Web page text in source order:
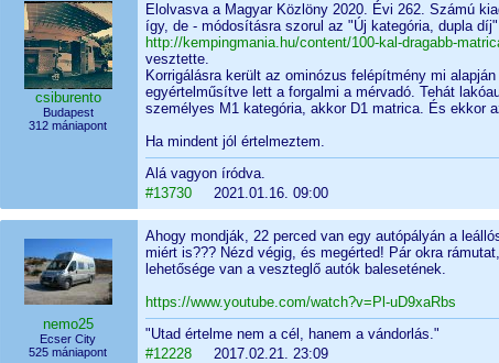
csiburento
Budapest
312 mániapont
Elolvasva a Magyar Közlöny 2020. Évi 262. Számú
így, de - módosításra szorul az "Új kategória, dupla
http://kempingmania.hu/content/100-kal-dragabb-
vesztette.
Korrigálásra került az ominózus felépítmény mi
egyértelműsítve lett a forgalmi a mérvadó. Tehát
személyes M1 kategória, akkor D1 matrica. És ekkor
Ha mindent jól értelmeztem.
Alá vagyon íródva.
#137302021.01.16. 09:00
nemo25
Ecser City
525 mániapont
Ahogy mondják, 22 perced van egy autópályán a
miért is??? Nézd végig, és megérted! Pár okra
lehetősége van a veszteglő autók balesetének.
https://www.youtube.com/watch?v=Pl-uD9xaRbs
"Utad értelme nem a cél, hanem a vándorlás."
#122282017.02.21. 23:09